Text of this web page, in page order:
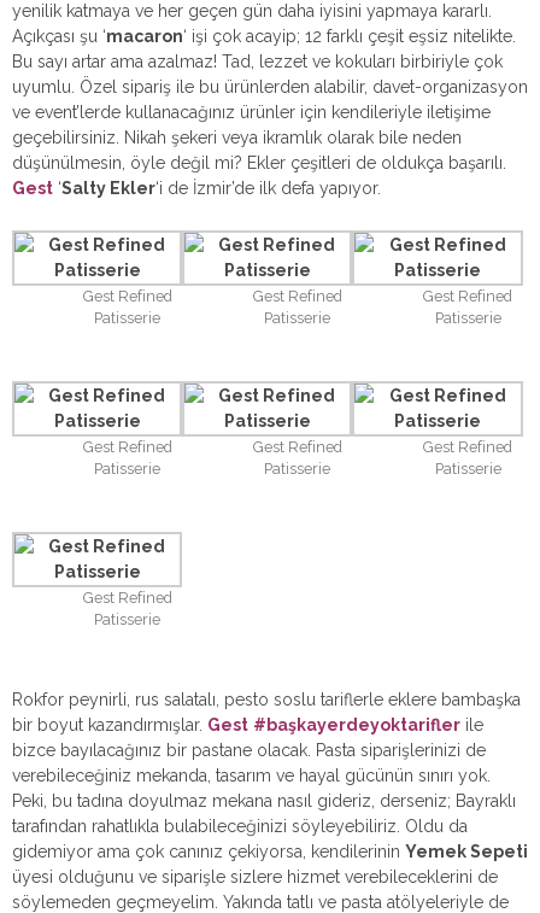
yenilik katmaya ve her geçen gün daha iyisini yapmaya kararlı.
Açıkçası şu ‘macaron‘ işi çok acayip; 12 farklı çeşit eşsiz nitelikte.
Bu sayı artar ama azalmaz! Tad, lezzet ve kokuları birbiriyle çok
uyumlu. Özel sipariş ile bu ürünlerden alabilir, davet-organizasyon
ve event’lerde kullanacağınız ürünler için kendileriyle iletişime
geçebilirsiniz. Nikah şekeri veya ikramlık olarak bile neden
düşünülmesin, öyle değil mi? Ekler çeşitleri de oldukça başarılı.
Gest ‘Salty Ekler‘i de İzmir’de ilk defa yapıyor.
Gest Refined
Patisserie
Gest Refined
Patisserie
Gest Refined
Patisserie
Gest Refined
Patisserie
Gest Refined
Patisserie
Gest Refined
Patisserie
Gest Refined
Patisserie
Rokfor peynirli, rus salatalı, pesto soslu tariflerle eklere bambaşka
bir boyut kazandırmışlar. Gest #başkayerdeyoktarifler ile
bizce bayılacağınız bir pastane olacak. Pasta siparişlerinizi de
verebileceğiniz mekanda, tasarım ve hayal gücünün sınırı yok.
Peki, bu tadına doyulmaz mekana nasıl gideriz, derseniz; Bayraklı
tarafından rahatlıkla bulabileceğinizi söyleyebiliriz. Oldu da
gidemiyor ama çok canınız çekiyorsa, kendilerinin Yemek Sepeti
üyesi olduğunu ve siparişle sizlere hizmet verebileceklerini de
söylemeden geçmeyelim. Yakında tatlı ve pasta atölyeleriyle de